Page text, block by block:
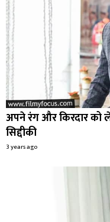
अपने रंग और किरदार को
सिद्दीकी
3 years ago